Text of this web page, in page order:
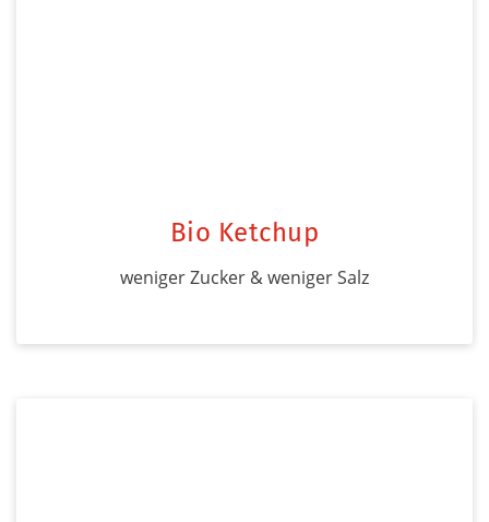
Bio Ketchup
weniger Zucker & weniger Salz